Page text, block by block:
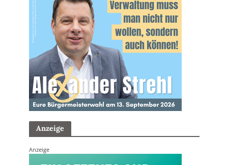
Anzeige
Anzeige